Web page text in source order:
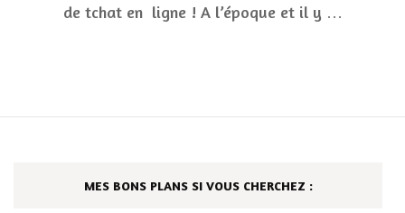
de tchat en ligne ! A l’époque et il y …
MES BONS PLANS SI VOUS CHERCHEZ :